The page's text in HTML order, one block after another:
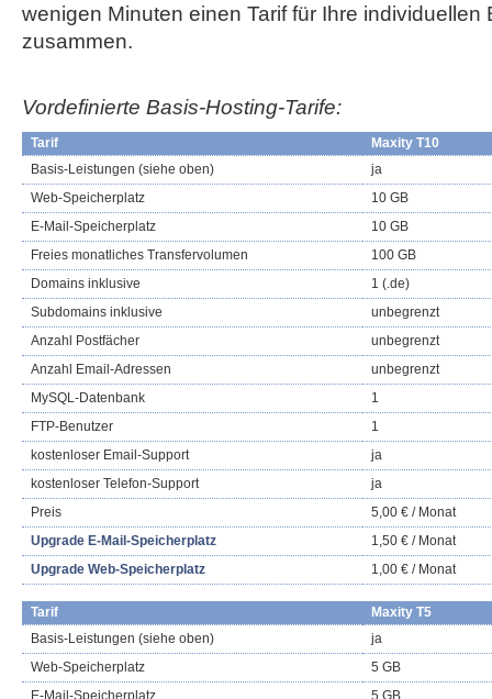
wenigen Minuten einen Tarif für Ihre individuellen
zusammen.
Vordefinierte Basis-Hosting-Tarife:
Tarif
Maxity T10
Basis-Leistungen (siehe oben)
ja
Web-Speicherplatz
10 GB
E-Mail-Speicherplatz
10 GB
Freies monatliches Transfervolumen
100 GB
Domains inklusive
1 (.de)
Subdomains inklusive
unbegrenzt
Anzahl Postfächer
unbegrenzt
Anzahl Email-Adressen
unbegrenzt
MySQL-Datenbank
1
FTP-Benutzer
1
kostenloser Email-Support
ja
kostenloser Telefon-Support
ja
Preis
5,00 € / Monat
Upgrade E-Mail-Speicherplatz
1,50 € / Monat
Upgrade Web-Speicherplatz
1,00 € / Monat
Tarif
Maxity T5
Basis-Leistungen (siehe oben)
ja
Web-Speicherplatz
5 GB
E-Mail-Speicherplatz
5 GB